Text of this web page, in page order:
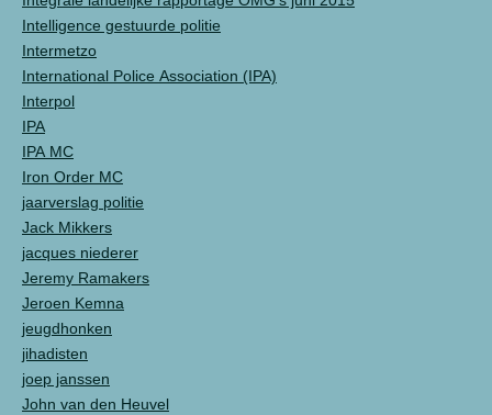
Intelligence gestuurde politie
Intermetzo
International Police Association (IPA)
Interpol
IPA
IPA MC
Iron Order MC
jaarverslag politie
Jack Mikkers
jacques niederer
Jeremy Ramakers
Jeroen Kemna
jeugdhonken
jihadisten
joep janssen
John van den Heuvel